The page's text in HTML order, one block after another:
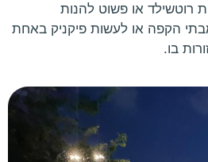
רוטשילד או פשוט להנות
הקפה או לעשות פיקניק באחת
בו.